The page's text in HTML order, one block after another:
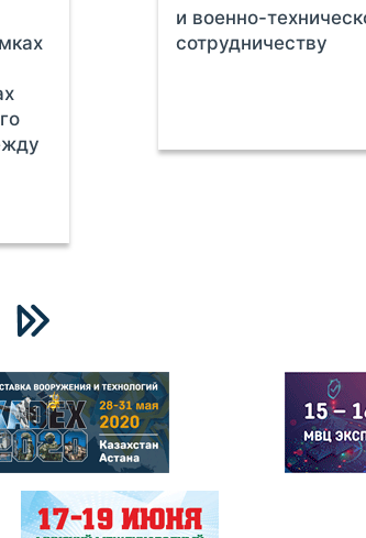
и военно-
сотрудничеству